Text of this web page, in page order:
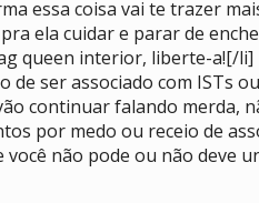
essa coisa vai te trazer
ela cuidar e parar de
queen interior, liberte-a![/li]
de ser associado com ISTs
continuar falando merda,
por medo ou receio de
você não pode ou não deve